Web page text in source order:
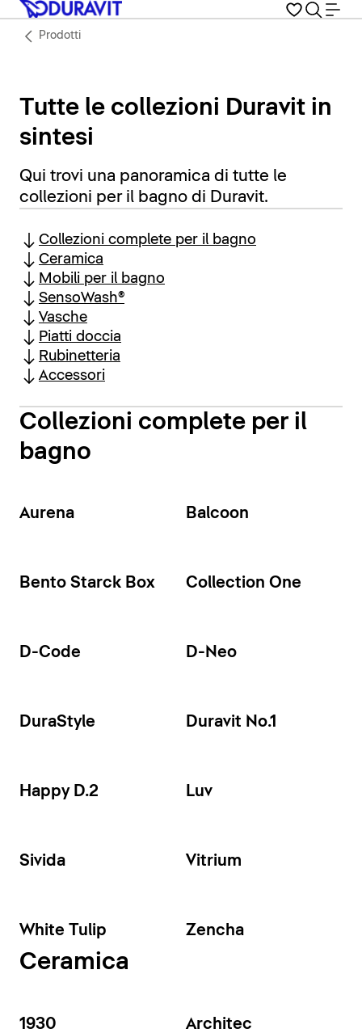
Prodotti
Tutte le collezioni Duravit in
sintesi
Qui trovi una panoramica di tutte le
collezioni per il bagno di Duravit.
Collezioni complete per il bagno
Ceramica
Mobili per il bagno
SensoWash®
Vasche
Piatti doccia
Rubinetteria
Accessori
Collezioni complete per il
bagno
Aurena Balcoon
Bento Starck Box Collection One
D-Code D-Neo
DuraStyle Duravit No.1
Happy D.2 Luv
Sivida Vitrium
White Tulip Zencha
Ceramica
1930 Architec